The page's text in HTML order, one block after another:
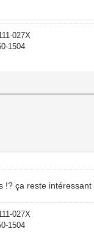
027X
1504
ça reste
027X
1504